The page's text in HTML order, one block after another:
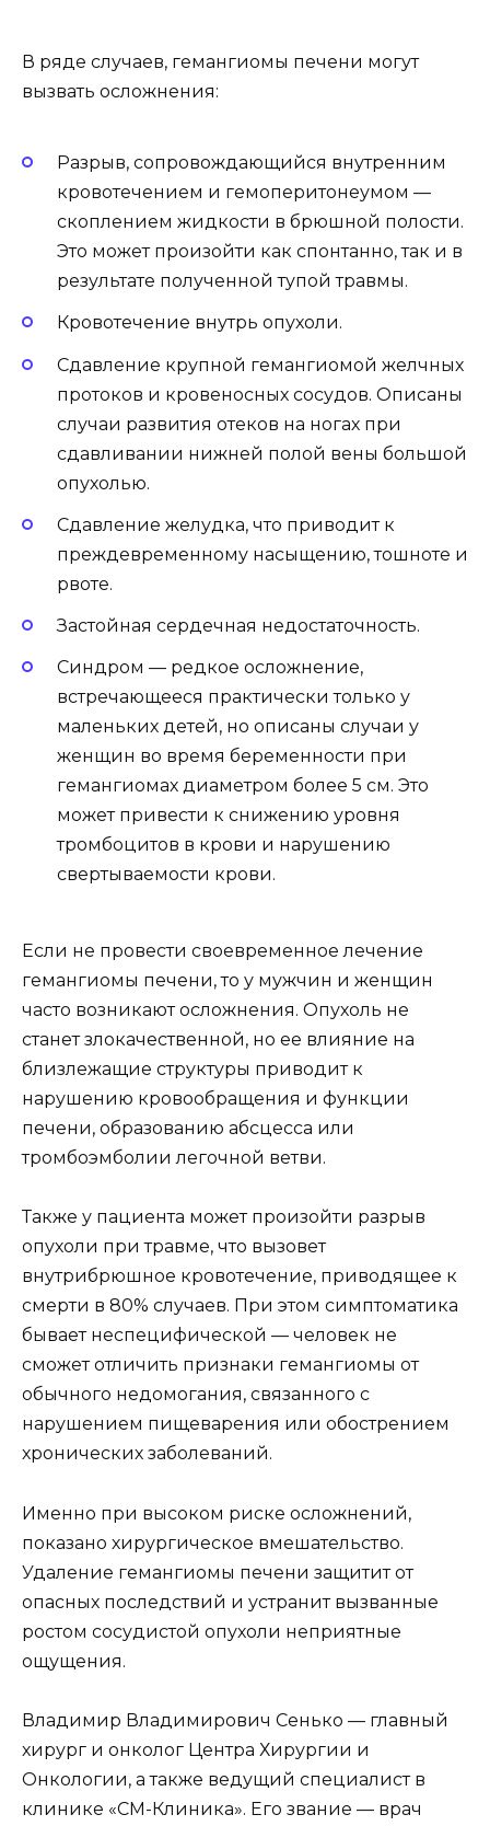
В ряде случаев, гемангиомы печени могут
вызвать осложнения:
Разрыв, сопровождающийся внутренним
кровотечением и гемоперитонеумом —
скоплением жидкости в брюшной полости.
Это может произойти как спонтанно, так и в
результате полученной тупой травмы.
Кровотечение внутрь опухоли.
Сдавление крупной гемангиомой желчных
протоков и кровеносных сосудов. Описаны
случаи развития отеков на ногах при
сдавливании нижней полой вены большой
опухолью.
Сдавление желудка, что приводит к
преждевременному насыщению, тошноте и
рвоте.
Застойная сердечная недостаточность.
Синдром — редкое осложнение,
встречающееся практически только у
маленьких детей, но описаны случаи у
женщин во время беременности при
гемангиомах диаметром более 5 см. Это
может привести к снижению уровня
тромбоцитов в крови и нарушению
свертываемости крови.
Если не провести своевременное лечение
гемангиомы печени, то у мужчин и женщин
часто возникают осложнения. Опухоль не
станет злокачественной, но ее влияние на
близлежащие структуры приводит к
нарушению кровообращения и функции
печени, образованию абсцесса или
тромбоэмболии легочной ветви.
Также у пациента может произойти разрыв
опухоли при травме, что вызовет
внутрибрюшное кровотечение, приводящее к
смерти в 80% случаев. При этом симптоматика
бывает неспецифической — человек не
сможет отличить признаки гемангиомы от
обычного недомогания, связанного с
нарушением пищеварения или обострением
хронических заболеваний.
Именно при высоком риске осложнений,
показано хирургическое вмешательство.
Удаление гемангиомы печени защитит от
опасных последствий и устранит вызванные
ростом сосудистой опухоли неприятные
ощущения.
Владимир Владимирович Сенько — главный
хирург и онколог Центра Хирургии и
Онкологии, а также ведущий специалист в
клинике «СМ-Клиника». Его звание — врач